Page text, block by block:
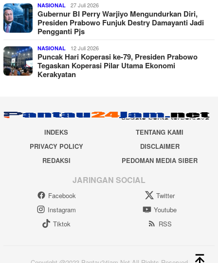
NASIONAL 27 Juli 2026
Gubernur BI Perry Warjiyo Mengundurkan Diri,
Presiden Prabowo Funjuk Destry Damayanti Jadi
Pengganti Pjs
NASIONAL 12 Juli 2026
Puncak Hari Koperasi ke-79, Presiden Prabowo
Tegaskan Koperasi Pilar Utama Ekonomi
Kerakyatan
INDEKS
TENTANG KAMI
PRIVACY POLICY
DISCLAIMER
REDAKSI
PEDOMAN MEDIA SIBER
JARINGAN SOCIAL
Facebook
Twitter
Instagram
Youtube
Tiktok
RSS